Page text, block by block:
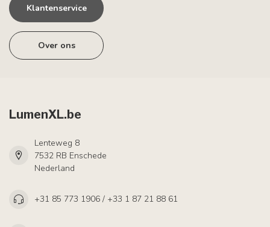
Klantenservice
Over ons
LumenXL.be
Lenteweg 8
7532 RB Enschede
Nederland
+31 85 773 1906 / +33 1 87 21 88 61